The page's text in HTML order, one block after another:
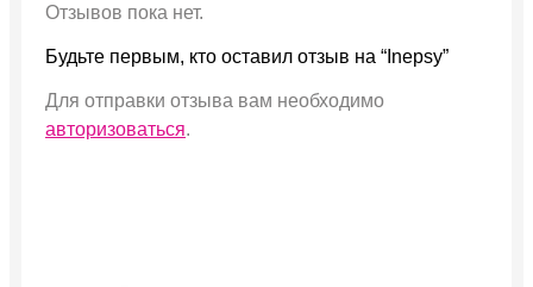
Отзывов пока нет.
Будьте первым, кто оставил отзыв на “Inepsy”
Для отправки отзыва вам необходимо
авторизоваться.